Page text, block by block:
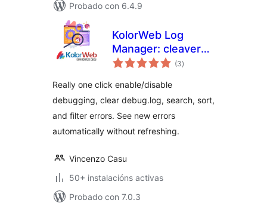
Probado con 6.4.9
KolorWeb Log
Manager: cleaver
debugging
(3valoracións
totais
)
Really one click enable/disable
debugging, clear debug.log, search, sort,
and filter errors. See new errors
automatically without refreshing.
Vincenzo Casu
50+ instalacións activas
Probado con 7.0.3